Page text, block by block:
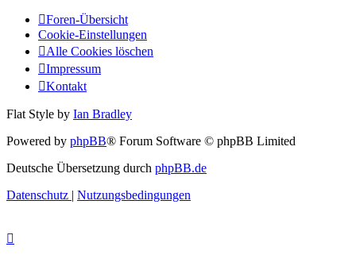
Foren-Übersicht
Cookie-Einstellungen
Alle Cookies löschen
Impressum
Kontakt
Flat Style by Ian Bradley
Powered by phpBB® Forum Software © phpBB Limited
Deutsche Übersetzung durch phpBB.de
Datenschutz | Nutzungsbedingungen